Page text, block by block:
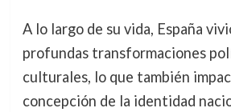
A lo largo de su vida, España
profundas transformaciones
culturales, lo que también
concepción de la identidad